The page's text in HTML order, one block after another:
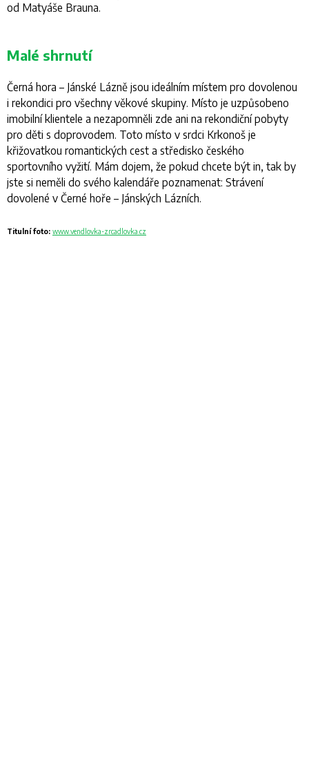
od Matyáše Brauna.
Malé shrnutí
Černá hora – Jánské Lázně jsou ideálním místem pro dovolenou
i rekondici pro všechny věkové skupiny. Místo je uzpůsobeno
imobilní klientele a nezapomněli zde ani na rekondiční pobyty
pro děti s doprovodem. Toto místo v srdci Krkonoš je
křižovatkou romantických cest a středisko českého
sportovního vyžití. Mám dojem, že pokud chcete být in, tak by
jste si neměli do svého kalendáře poznamenat: Strávení
dovolené v Černé hoře – Jánských Lázních.
Titulní foto: www.vendlovka-zrcadlovka.cz